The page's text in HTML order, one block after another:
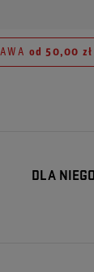
od 50,00 zł
DLA NIEGO